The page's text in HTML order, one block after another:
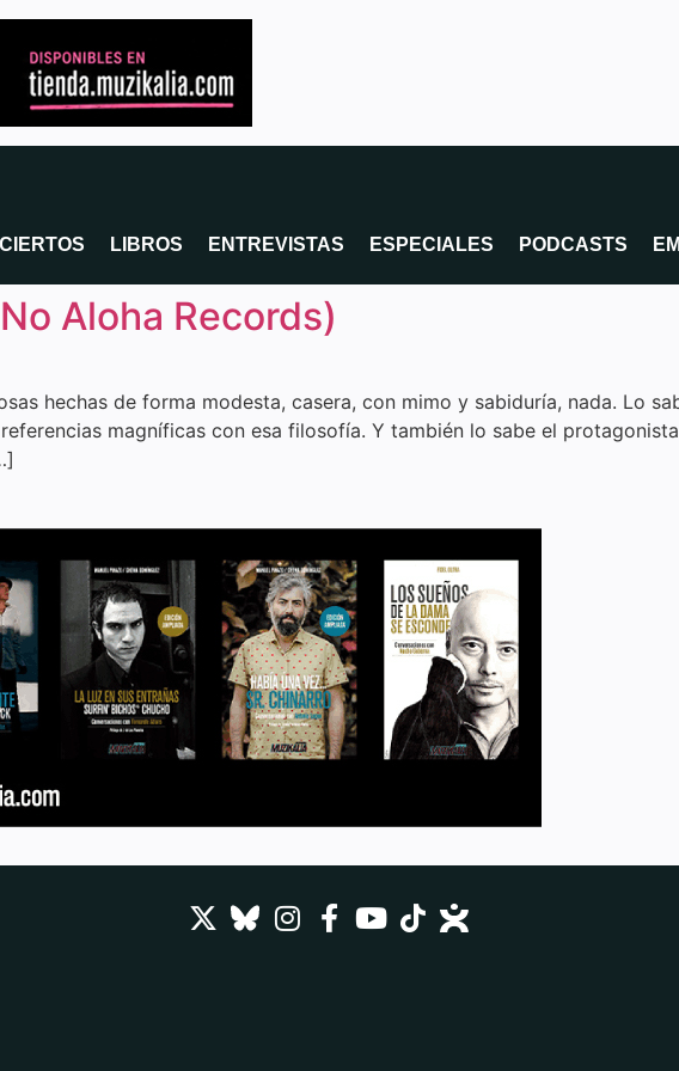
LIBROS ENTREVISTAS ESPECIALES PODCASTS
Aloha Records)
hechas de forma modesta, casera, con mimo y sabiduría, nada. Lo
magníficas con esa filosofía. Y también lo sabe el